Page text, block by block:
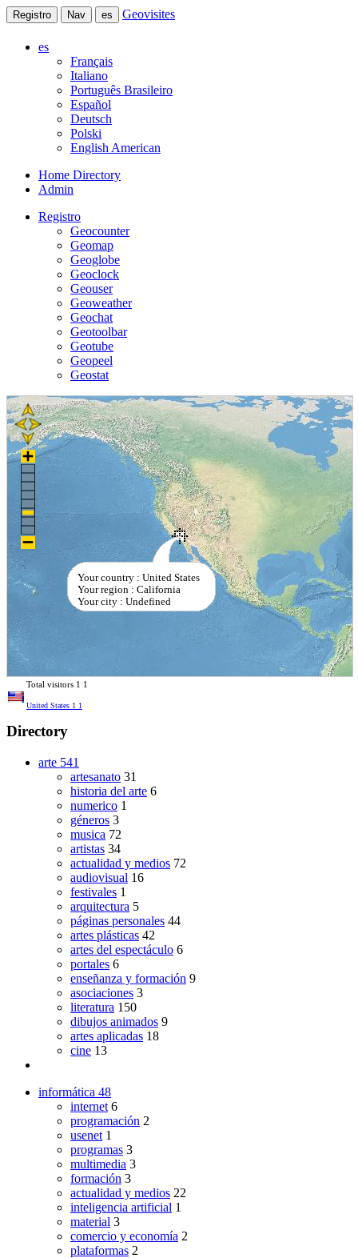
Registro Nav es Geovisites
es
Français
Italiano
Português Brasileiro
Español
Deutsch
Polski
English American
Home Directory
Admin
Registro
Geocounter
Geomap
Geoglobe
Geoclock
Geouser
Geoweather
Geochat
Geotoolbar
Geotube
Geopeel
Geostat
Your country : United States
Your region : California
Your city : Undefined
Total visitors 1 1
United States 1 1
Directory
arte 541
artesanato 31
historia del arte 6
numerico 1
géneros 3
musica 72
artistas 34
actualidad y medios 72
audiovisual 16
festivales 1
arquitectura 5
páginas personales 44
artes plásticas 42
artes del espectáculo 6
portales 6
enseñanza y formación 9
asociaciones 3
literatura 150
dibujos animados 9
artes aplicadas 18
cine 13
informática 48
internet 6
programación 2
usenet 1
programas 3
multimedia 3
formación 3
actualidad y medios 22
inteligencia artificial 1
material 3
comercio y economía 2
plataformas 2